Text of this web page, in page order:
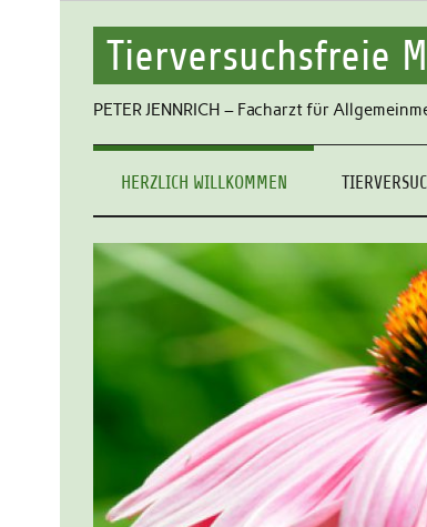
Tierversuchsfreie
PETER JENNRICH – Facharzt für
HERZLICH WILLKOMMEN